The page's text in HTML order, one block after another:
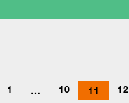
1 … 10 11 12